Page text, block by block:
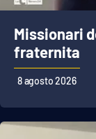
LaC OnAir
EDIZIONI
Crotone
Missionari
fraternita
8 agosto 2026